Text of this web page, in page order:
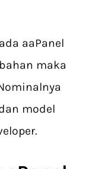
aaPanel
maka
model